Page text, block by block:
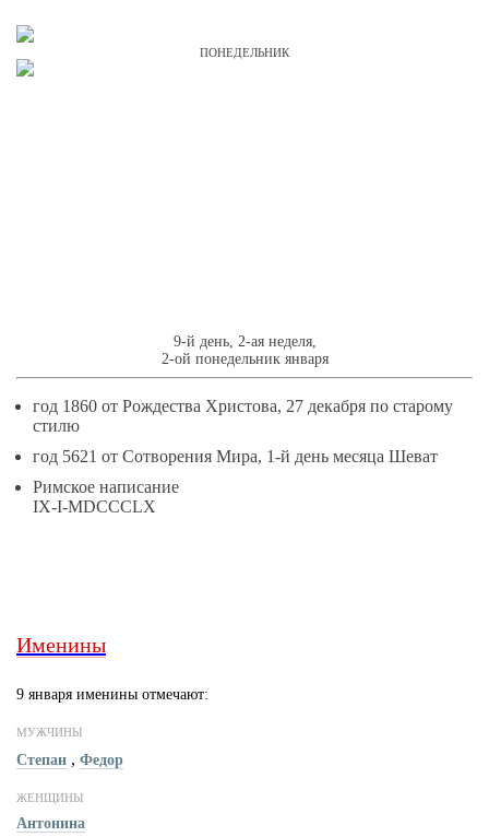
ПОНЕДЕЛЬНИК
9-й день, 2-ая неделя,
2-ой понедельник января
год 1860 от Рождества Христова, 27 декабря по старому
стилю
год 5621 от Сотворения Мира, 1-й день месяца Шеват
Римское написание
IX-I-MDCCCLX
Именины
9 января именины отмечают:
МУЖЧИНЫ
Степан , Федор
ЖЕНЩИНЫ
Антонина